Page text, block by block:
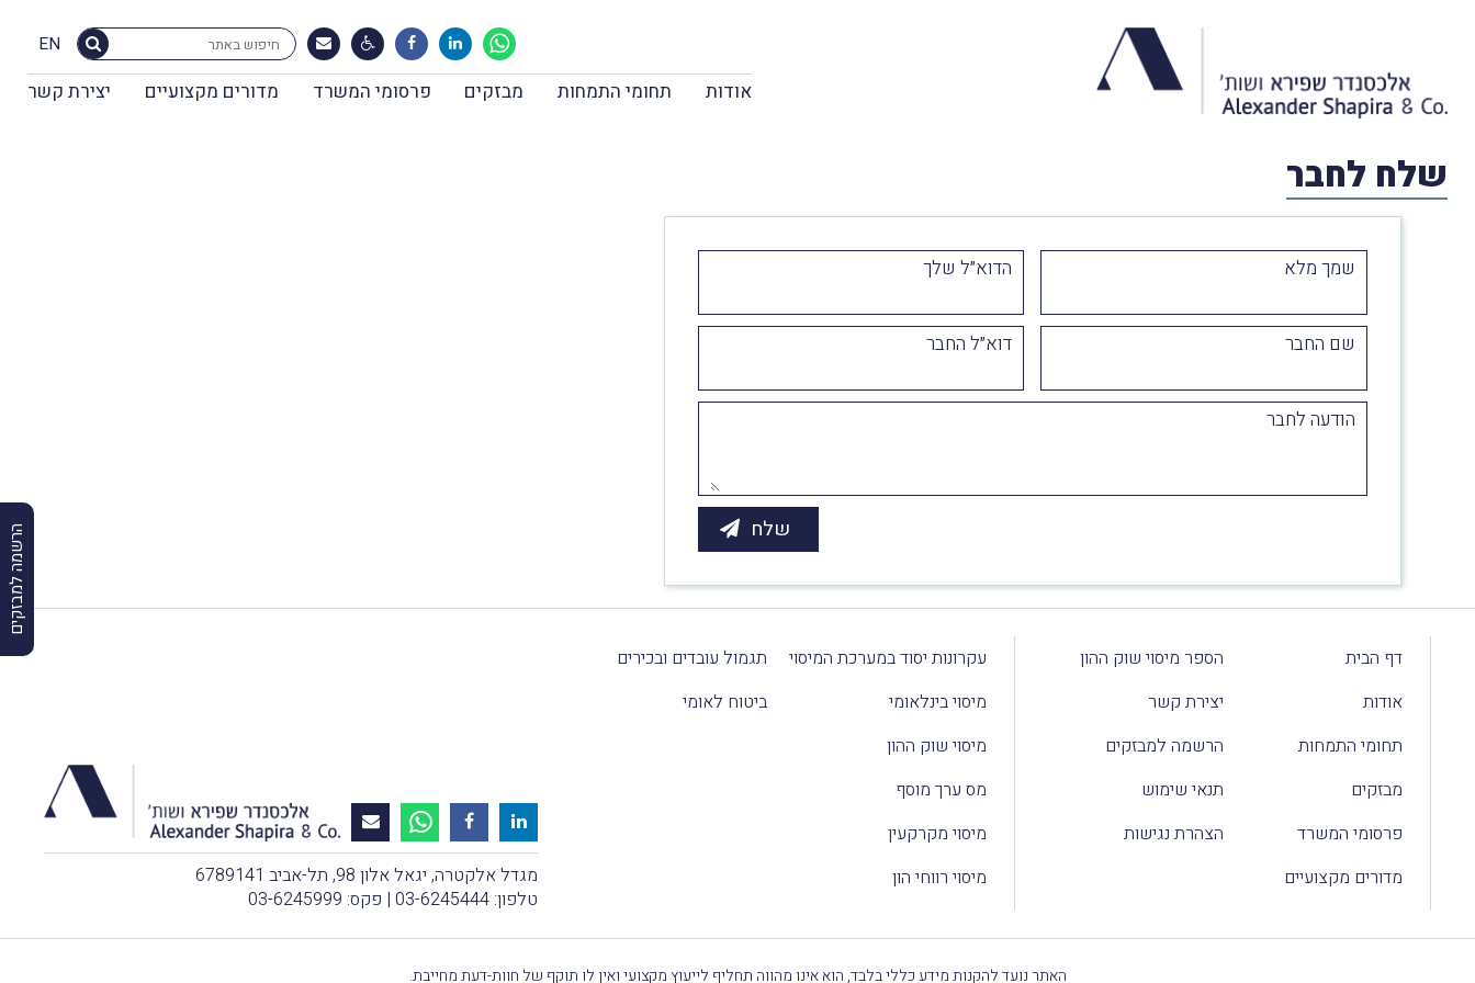
EN
אודות תחומי התמחות מבזקים פרסומי המשרד מדורים מקצועיים יצירת קשר
הרשמה למבזקים
שלח לחבר
שמך מלא הדוא״ל שלך
שם החבר דוא״ל החבר
הודעה לחבר
דף הבית
אודות
תחומי התמחות
מבזקים
פרסומי המשרד
מדורים מקצועיים
הספר מיסוי שוק ההון
יצירת קשר
הרשמה למבזקים
תנאי שימוש
הצהרת נגישות
עקרונות יסוד במערכת המיסוי
מיסוי בינלאומי
מיסוי שוק ההון
מס ערך מוסף
מיסוי מקרקעין
מיסוי רווחי הון
תגמול עובדים ובכירים
ביטוח לאומי
מגדל אלקטרה, יגאל אלון 98, תל-אביב 6789141
טלפון: 03-6245444 | פקס: 03-6245999
האתר נועד להקנות מידע כללי בלבד, הוא אינו מהווה תחליף לייעוץ מקצועי ואין לו תוקף של חוות-דעת מחייבת.